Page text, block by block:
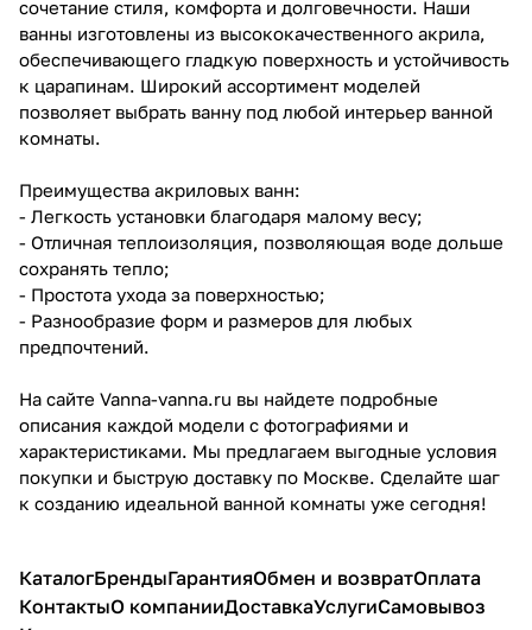
сочетание стиля, комфорта и долговечности. Наши
ванны изготовлены из высококачественного акрила,
обеспечивающего гладкую поверхность и устойчивость
к царапинам. Широкий ассортимент моделей
позволяет выбрать ванну под любой интерьер ванной
комнаты.
Преимущества акриловых ванн:
- Легкость установки благодаря малому весу;
- Отличная теплоизоляция, позволяющая воде дольше
сохранять тепло;
- Простота ухода за поверхностью;
- Разнообразие форм и размеров для любых
предпочтений.
На сайте Vanna-vanna.ru вы найдете подробные
описания каждой модели с фотографиями и
характеристиками. Мы предлагаем выгодные условия
покупки и быструю доставку по Москве. Сделайте шаг
к созданию идеальной ванной комнаты уже сегодня!
КаталогБрендыГарантияОбмен и возвратОплата
КонтактыО компанииДоставкаУслугиСамовывоз